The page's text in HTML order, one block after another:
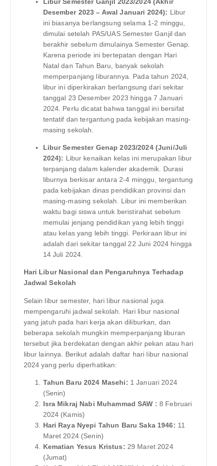
Libur Semester Ganjil 2023/2024 (Akhir
Desember 2023 – Awal Januari 2024): Libur
ini biasanya berlangsung selama 1-2 minggu,
dimulai setelah PAS/UAS Semester Ganjil dan
berakhir sebelum dimulainya Semester Genap.
Karena periode ini bertepatan dengan Hari
Natal dan Tahun Baru, banyak sekolah
memperpanjang liburannya. Pada tahun 2024,
libur ini diperkirakan berlangsung dari sekitar
tanggal 23 Desember 2023 hingga 7 Januari
2024. Perlu dicatat bahwa tanggal ini bersifat
tentatif dan tergantung pada kebijakan masing-
masing sekolah.
Libur Semester Genap 2023/2024 (Juni/Juli
2024): Libur kenaikan kelas ini merupakan libur
terpanjang dalam kalender akademik. Durasi
liburnya berkisar antara 2-4 minggu, tergantung
pada kebijakan dinas pendidikan provinsi dan
masing-masing sekolah. Libur ini memberikan
waktu bagi siswa untuk beristirahat sebelum
memulai jenjang pendidikan yang lebih tinggi
atau kelas yang lebih tinggi. Perkiraan libur ini
adalah dari sekitar tanggal 22 Juni 2024 hingga
14 Juli 2024.
Hari Libur Nasional dan Pengaruhnya Terhadap
Jadwal Sekolah
Selain libur semester, hari libur nasional juga
mempengaruhi jadwal sekolah. Hari libur nasional
yang jatuh pada hari kerja akan diliburkan, dan
beberapa sekolah mungkin memperpanjang liburan
tersebut jika berdekatan dengan akhir pekan atau hari
libur lainnya. Berikut adalah daftar hari libur nasional
2024 yang perlu diperhatikan:
Tahun Baru 2024 Masehi: 1 Januari 2024
(Senin)
Isra Mikraj Nabi Muhammad SAW : 8 Februari
2024 (Kamis)
Hari Raya Nyepi Tahun Baru Saka 1946: 11
Maret 2024 (Senin)
Kematian Yesus Kristus: 29 Maret 2024
(Jumat)